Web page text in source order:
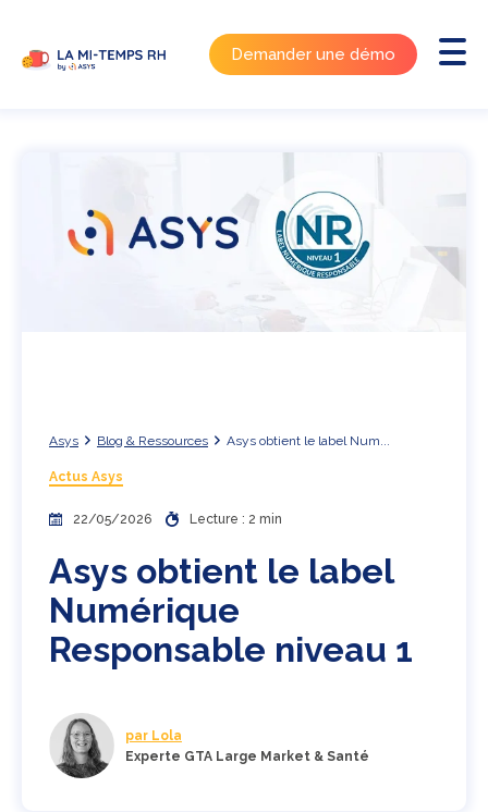
Demander une démo
Asys Blog & Ressources Asys obtient le label Num...
Actus Asys
22/05/2026 Lecture : 2 min
Asys obtient le label
Numérique
Responsable niveau 1
par Lola
Experte GTA Large Market & Santé